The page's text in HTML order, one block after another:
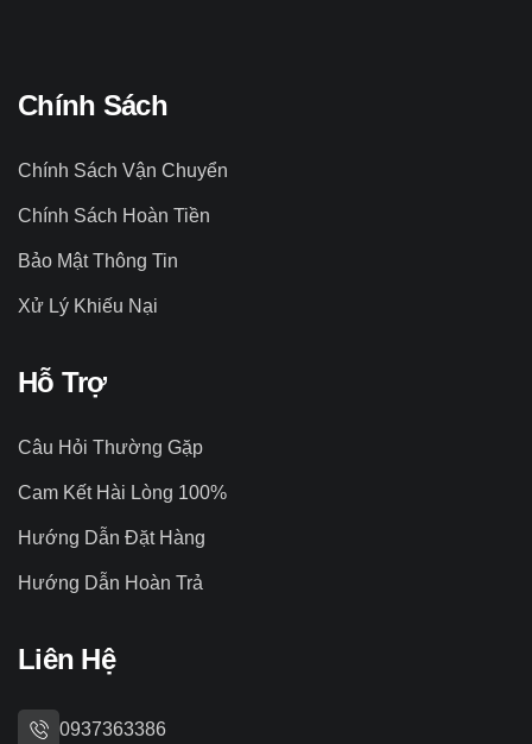
Chính Sách
Chính Sách Vận Chuyển
Chính Sách Hoàn Tiền
Bảo Mật Thông Tin
Xử Lý Khiếu Nại
Hỗ Trợ
Câu Hỏi Thường Gặp
Cam Kết Hài Lòng 100%
Hướng Dẫn Đặt Hàng
Hướng Dẫn Hoàn Trả
Liên Hệ
0937363386